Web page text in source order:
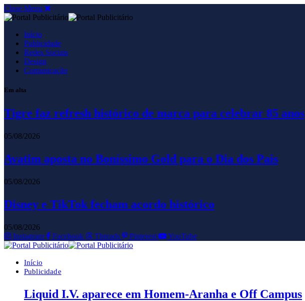
Close Menu
Início
Publicidade
Redes Sociais
Design
Comunicação
Em alta
Tigre faz refresh histórico de marca para celebrar 85 anos
05/08/2026
Avatim aposta no Boníssimo Gold para o Dia dos Pais
05/08/2026
Disney e TikTok fecham acordo histórico
05/08/2026
Instagram
Facebook Threads Pinterest YouTube
Início
Publicidade
Liquid I.V. aparece em Homem-Aranha e Off Campus